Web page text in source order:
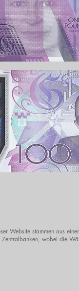
Website stammen aus
Zentralbanken, wobei die